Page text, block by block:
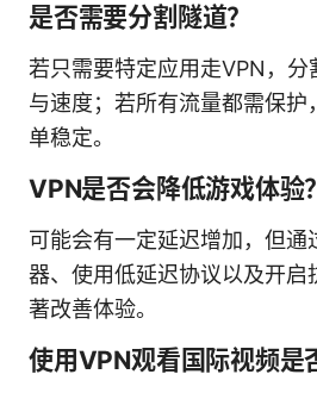
是否需要分割隧道？
若只需要特定应用走VPN，分
与速度；若所有流量都需保护
单稳定。
VPN是否会降低游戏体验？
可能会有一定延迟增加，但通
器、使用低延迟协议以及开启
著改善体验。
使用VPN观看国际视频是